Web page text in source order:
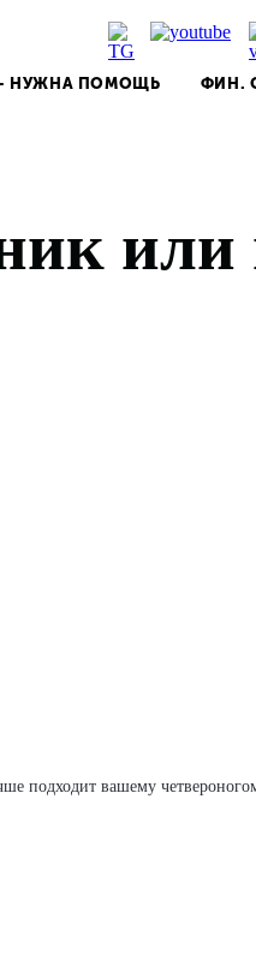
- НУЖНА ПОМОЩЬ ФИН.
подходит вашему